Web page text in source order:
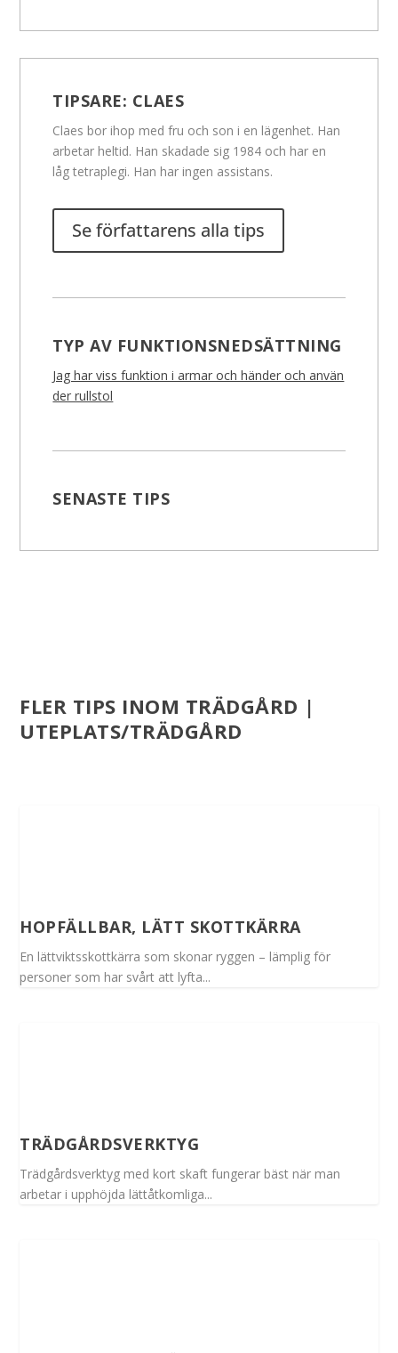
TIPSARE: CLAES
Claes bor ihop med fru och son i en lägenhet. Han
arbetar heltid. Han skadade sig 1984 och har en
låg tetraplegi. Han har ingen assistans.
Se författarens alla tips
TYP AV FUNKTIONSNEDSÄTTNING
Jag har viss funktion i armar och händer och använ
der rullstol
SENASTE TIPS
FLER TIPS INOM TRÄDGÅRD |
UTEPLATS/TRÄDGÅRD
HOPFÄLLBAR, LÄTT SKOTTKÄRRA
En lättviktsskottkärra som skonar ryggen – lämplig för
personer som har svårt att lyfta...
TRÄDGÅRDSVERKTYG
Trädgårdsverktyg med kort skaft fungerar bäst när man
arbetar i upphöjda lättåtkomliga...